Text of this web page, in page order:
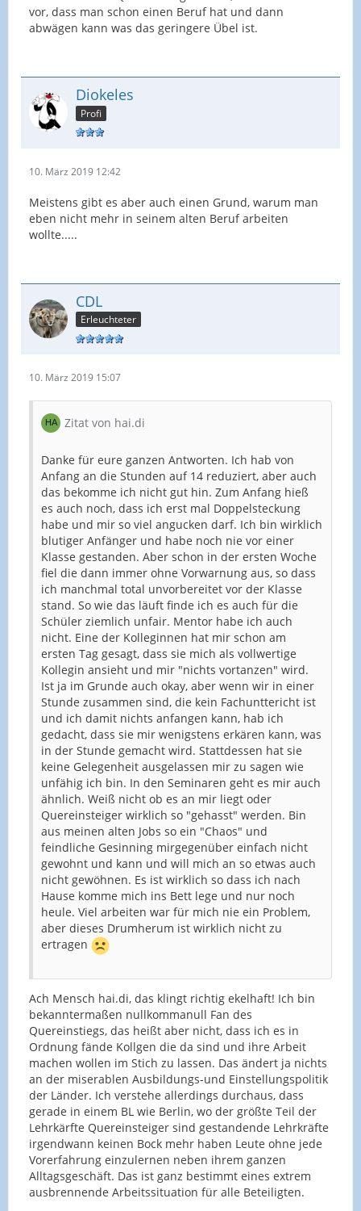
vor, dass man schon einen Beruf hat und dann
abwägen kann was das geringere Übel ist.
Diokeles
Profi
10. März 2019 12:42
Meistens gibt es aber auch einen Grund, warum man
eben nicht mehr in seinem alten Beruf arbeiten
wollte.....
CDL
Erleuchteter
10. März 2019 15:07
Zitat von hai.di
Danke für eure ganzen Antworten. Ich hab von
Anfang an die Stunden auf 14 reduziert, aber auch
das bekomme ich nicht gut hin. Zum Anfang hieß
es auch noch, dass ich erst mal Doppelsteckung
habe und mir so viel angucken darf. Ich bin wirklich
blutiger Anfänger und habe noch nie vor einer
Klasse gestanden. Aber schon in der ersten Woche
fiel die dann immer ohne Vorwarnung aus, so dass
ich manchmal total unvorbereitet vor der Klasse
stand. So wie das läuft finde ich es auch für die
Schüler ziemlich unfair. Mentor habe ich auch
nicht. Eine der Kolleginnen hat mir schon am
ersten Tag gesagt, dass sie mich als vollwertige
Kollegin ansieht und mir "nichts vortanzen" wird.
Ist ja im Grunde auch okay, aber wenn wir in einer
Stunde zusammen sind, die kein Fachunttericht ist
und ich damit nichts anfangen kann, hab ich
gedacht, dass sie mir wenigstens erkären kann, was
in der Stunde gemacht wird. Stattdessen hat sie
keine Gelegenheit ausgelassen mir zu sagen wie
unfähig ich bin. In den Seminaren geht es mir auch
ähnlich. Weiß nicht ob es an mir liegt oder
Quereinsteiger wirklich so "gehasst" werden. Bin
aus meinen alten Jobs so ein "Chaos" und
feindliche Gesinning mirgegenüber einfach nicht
gewohnt und kann und will mich an so etwas auch
nicht gewöhnen. Es ist wirklich so dass ich nach
Hause komme mich ins Bett lege und nur noch
heule. Viel arbeiten war für mich nie ein Problem,
aber dieses Drumherum ist wirklich nicht zu
ertragen
Ach Mensch hai.di, das klingt richtig ekelhaft! Ich bin
bekanntermaßen nullkommanull Fan des
Quereinstiegs, das heißt aber nicht, dass ich es in
Ordnung fände Kollgen die da sind und ihre Arbeit
machen wollen im Stich zu lassen. Das ändert ja nichts
an der miserablen Ausbildungs-und Einstellungspolitik
der Länder. Ich verstehe allerdings durchaus, dass
gerade in einem BL wie Berlin, wo der größte Teil der
Lehrkärfte Quereinsteiger sind gestandende Lehrkräfte
irgendwann keinen Bock mehr haben Leute ohne jede
Vorerfahrung einzulernen neben ihrem ganzen
Alltagsgeschäft. Das ist ganz bestimmt eines extrem
ausbrennende Arbeitssituation für alle Beteiligten.